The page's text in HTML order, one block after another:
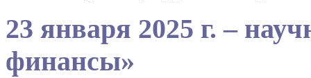
23 января 2025 г. –
финансы»